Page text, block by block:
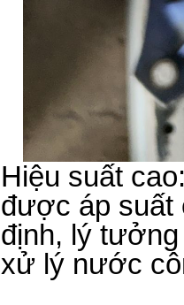
Hiệu suất
được áp suất
định, lý
xử lý nước